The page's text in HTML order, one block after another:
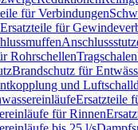
für Verbindungen
Ersatzteile für
RohrschellenTragschalen
Brandschutz für
und
Ersatzteile
für Rinnen